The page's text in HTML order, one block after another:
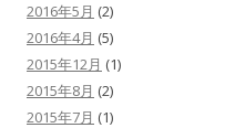
2016年5月 (2)
2016年4月 (5)
2015年12月 (1)
2015年8月 (2)
2015年7月 (1)